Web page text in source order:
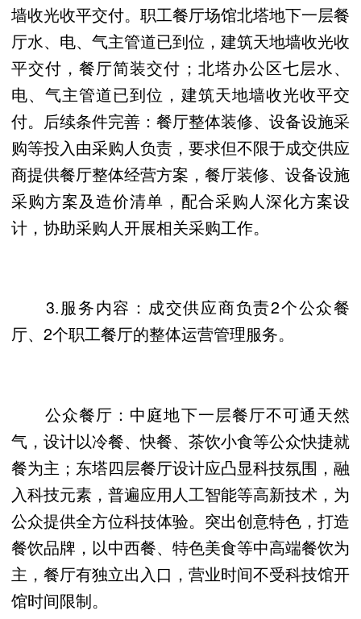
墙收光收平交付。职工餐厅场馆北塔地下一层餐
厅水、电、气主管道已到位，建筑天地墙收光收
平交付，餐厅简装交付；北塔办公区七层水、
电、气主管道已到位，建筑天地墙收光收平交
付。后续条件完善：餐厅整体装修、设备设施采
购等投入由采购人负责，要求但不限于成交供应
商提供餐厅整体经营方案，餐厅装修、设备设施
采购方案及造价清单，配合采购人深化方案设
计，协助采购人开展相关采购工作。
3.服务内容：成交供应商负责2个公众餐
厅、2个职工餐厅的整体运营管理服务。
公众餐厅：中庭地下一层餐厅不可通天然
气，设计以冷餐、快餐、茶饮小食等公众快捷就
餐为主；东塔四层餐厅设计应凸显科技氛围，融
入科技元素，普遍应用人工智能等高新技术，为
公众提供全方位科技体验。突出创意特色，打造
餐饮品牌，以中西餐、特色美食等中高端餐饮为
主，餐厅有独立出入口，营业时间不受科技馆开
馆时间限制。